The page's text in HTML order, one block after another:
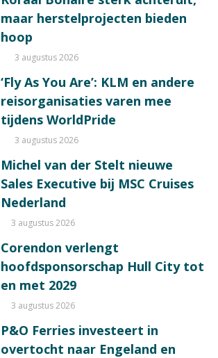
maar herstelprojecten bieden
hoop
3 augustus 2026
‘Fly As You Are’: KLM en andere
reisorganisaties varen mee
tijdens WorldPride
3 augustus 2026
Michel van der Stelt nieuwe
Sales Executive bij MSC Cruises
Nederland
3 augustus 2026
Corendon verlengt
hoofdsponsorschap Hull City tot
en met 2029
3 augustus 2026
P&O Ferries investeert in
overtocht naar Engeland en